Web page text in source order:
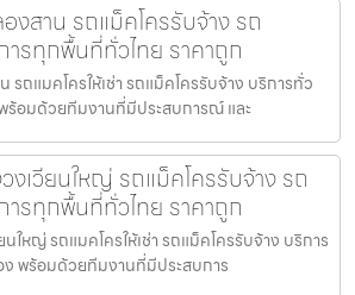
องสาน รถแม็คโครรับจ้าง รถ
ารทุกพื้นที่ทั่วไทย ราคาถูก
รถแมคโครให้เช่า รถแม็คโครรับจ้าง บริการทั่ว
พร้อมด้วยทีมงานที่มีประสบการณ์ และ
งเวียนใหญ่ รถแม็คโครรับจ้าง รถ
ารทุกพื้นที่ทั่วไทย ราคาถูก
ใหญ่ รถแมคโครให้เช่า รถแม็คโครรับจ้าง บริการ
ง พร้อมด้วยทีมงานที่มีประสบการ